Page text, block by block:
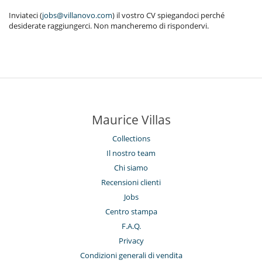
Inviateci (jobs@villanovo.com) il vostro CV spiegandoci perché
desiderate raggiungerci. Non mancheremo di rispondervi.
Maurice Villas
Collections
Il nostro team
Chi siamo
Recensioni clienti
Jobs
Centro stampa
F.A.Q.
Privacy
Condizioni generali di vendita